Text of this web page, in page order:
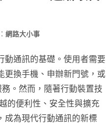
網路大小事
動通訊的基礎。使用者需要
更換手機、申辦新門號，或
。然而，隨著行動裝置技
的便利性、安全性與擴充
成為現代行動通訊的新標